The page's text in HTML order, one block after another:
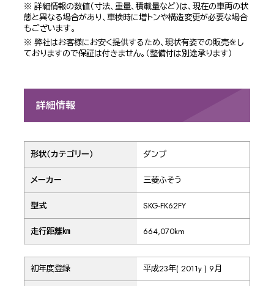
※ 詳細情報の数値（寸法、重量、積載量など）は、現在の車両の状
態と異なる場合があり、車検時に増トンや構造変更が必要な場合
もございます。
※ 弊社はお客様にお安く提供するため、現状有姿での販売をし
ておりますので保証は付きません。（整備付は別途承ります）
詳細情報
形状（カテゴリー） ダンプ
メーカー 三菱ふそう
型式 SKG-FK62FY
走行距離㎞ 664,070km
初年度登録 平成23年( 2011y ) 9月